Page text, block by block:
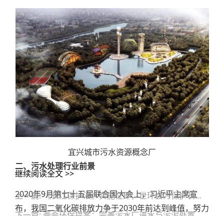
宜兴城市污水资源概念厂
二、污水处理行业前景
2020年9月第七十五届联合国大会上，习近平主席宣
布，我国二氧化碳排放力争于2030年前达到峰值，努力
继续阅读全文 >>
章
导
上一篇: 《长江保护法》实施在即，世环会为保护长江生态环境助力